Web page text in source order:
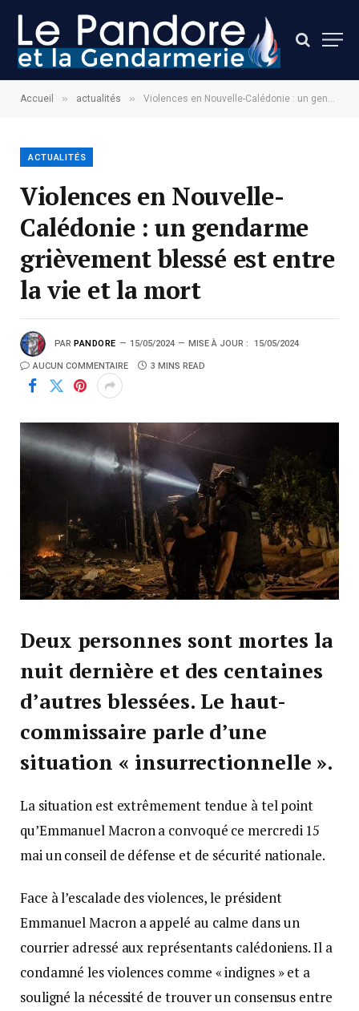
Accueil » actualités » Violences en Nouvelle-Calédonie : un gendarme grièvement blessé est entre la vie et la mort
ACTUALITÉS
Violences en Nouvelle-
Calédonie : un gendarme
grièvement blessé est entre
la vie et la mort
PAR PANDORE 15/05/2024 MISE À JOUR : 15/05/2024
AUCUN COMMENTAIRE 3 MINS READ
Deux personnes sont mortes la
nuit dernière et des centaines
d’autres blessées. Le haut-
commissaire parle d’une
situation « insurrectionnelle ».
La situation est extrêmement tendue à tel point
qu’Emmanuel Macron a convoqué ce mercredi 15
mai un conseil de défense et de sécurité nationale.
Face à l’escalade des violences, le président
Emmanuel Macron a appelé au calme dans un
courrier adressé aux représentants calédoniens. Il a
condamné les violences comme « indignes » et a
souligné la nécessité de trouver un consensus entre